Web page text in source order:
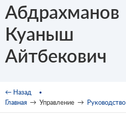
Абдрахманов
Куаныш
Айтбекович
Вы здесь
← Назад
Главная → Управление → Руководство